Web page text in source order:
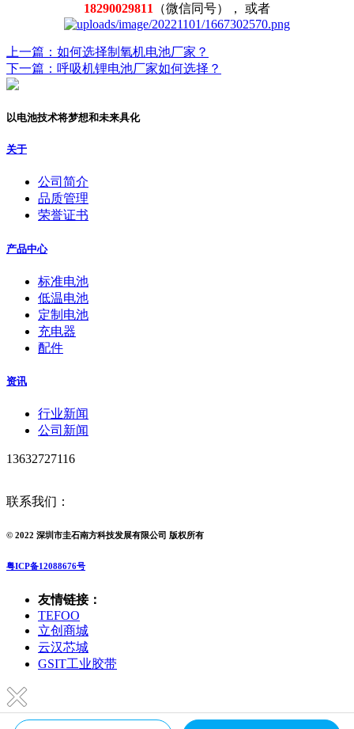
18290029811
（微信同号）， 或者
上一篇：如何选择制氧机电池厂家？
下一篇：呼吸机锂电池厂家如何选择？
以电池技术将梦想和未来具化
关于
公司简介
品质管理
荣誉证书
产品中心
标准电池
低温电池
定制电池
充电器
配件
资讯
行业新闻
公司新闻
13632727116
联系我们：
© 2022 深圳市圭石南方科技发展有限公司 版权所有
粤ICP备12088676号
友情链接：
TEFOO
立创商城
云汉芯城
GSIT工业胶带